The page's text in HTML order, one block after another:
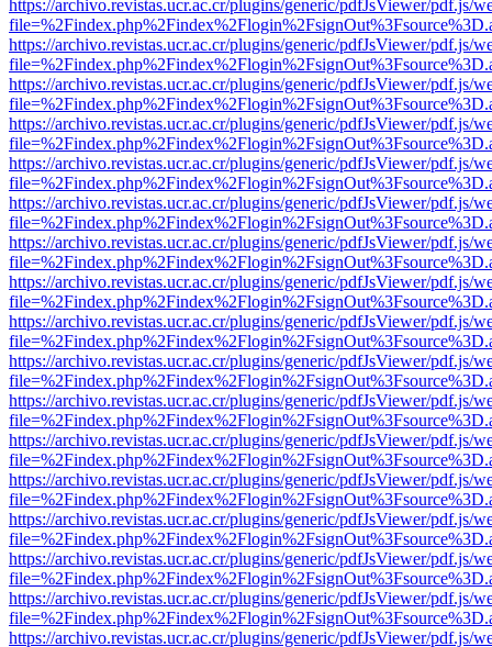
https://archivo.revistas.ucr.ac.cr/plugins/generic/pdfJsViewer/pdf.js/
https://archivo.revistas.ucr.ac.cr/plugins/generic/pdfJsViewer/pdf.js/
https://archivo.revistas.ucr.ac.cr/plugins/generic/pdfJsViewer/pdf.js/
https://archivo.revistas.ucr.ac.cr/plugins/generic/pdfJsViewer/pdf.js/
https://archivo.revistas.ucr.ac.cr/plugins/generic/pdfJsViewer/pdf.js/
https://archivo.revistas.ucr.ac.cr/plugins/generic/pdfJsViewer/pdf.js/
https://archivo.revistas.ucr.ac.cr/plugins/generic/pdfJsViewer/pdf.js/
https://archivo.revistas.ucr.ac.cr/plugins/generic/pdfJsViewer/pdf.js/
https://archivo.revistas.ucr.ac.cr/plugins/generic/pdfJsViewer/pdf.js/
https://archivo.revistas.ucr.ac.cr/plugins/generic/pdfJsViewer/pdf.js/
https://archivo.revistas.ucr.ac.cr/plugins/generic/pdfJsViewer/pdf.js/
https://archivo.revistas.ucr.ac.cr/plugins/generic/pdfJsViewer/pdf.js/
https://archivo.revistas.ucr.ac.cr/plugins/generic/pdfJsViewer/pdf.js/
https://archivo.revistas.ucr.ac.cr/plugins/generic/pdfJsViewer/pdf.js/
https://archivo.revistas.ucr.ac.cr/plugins/generic/pdfJsViewer/pdf.js/
https://archivo.revistas.ucr.ac.cr/plugins/generic/pdfJsViewer/pdf.js/
https://archivo.revistas.ucr.ac.cr/plugins/generic/pdfJsViewer/pdf.js/